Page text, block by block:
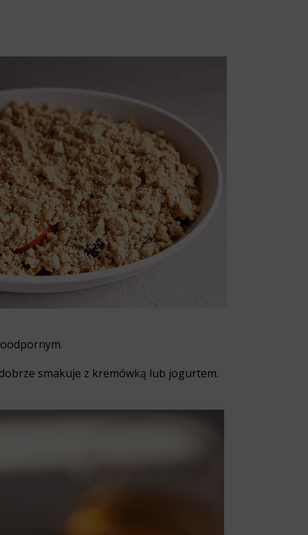
smakuje z kremówką lub jogurtem.